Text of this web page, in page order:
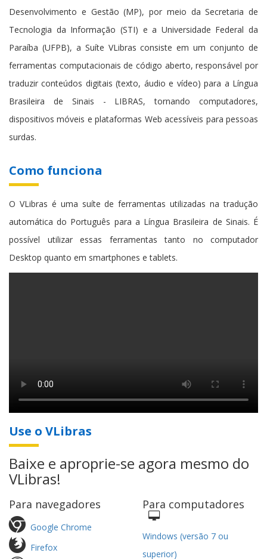
Desenvolvimento e Gestão (MP), por meio da Secretaria de
Tecnologia da Informação (STI) e a Universidade Federal da
Paraíba (UFPB), a Suíte VLibras consiste em um conjunto de
ferramentas computacionais de código aberto, responsável por
traduzir conteúdos digitais (texto, áudio e vídeo) para a Língua
Brasileira de Sinais - LIBRAS, tornando computadores,
dispositivos móveis e plataformas Web acessíveis para pessoas
surdas.
Como funciona
O VLibras é uma suíte de ferramentas utilizadas na tradução
automática do Português para a Língua Brasileira de Sinais. É
possível utilizar essas ferramentas tanto no computador
Desktop quanto em smartphones e tablets.
Use o VLibras
Baixe e aproprie-se agora mesmo do
VLibras!
Para navegadores
Google Chrome
Firefox
Para computadores
Windows (versão 7 ou
superior)